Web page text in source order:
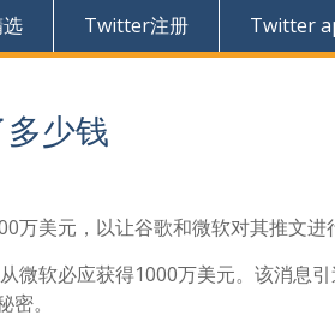
Twitter注册 Twitter
少钱
万美元，以让谷歌和微软对其推文进
软必应获得1000万美元。该消息
。